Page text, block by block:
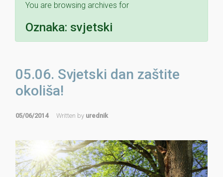
You are browsing archives for
Oznaka: svjetski
05.06. Svjetski dan zaštite
okoliša!
05/06/2014 Written by urednik